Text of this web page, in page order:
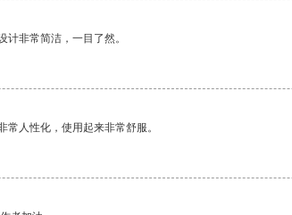
计非常简洁，一目了然。
常人性化，使用起来非常舒服。